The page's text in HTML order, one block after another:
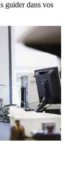
guider dans vos